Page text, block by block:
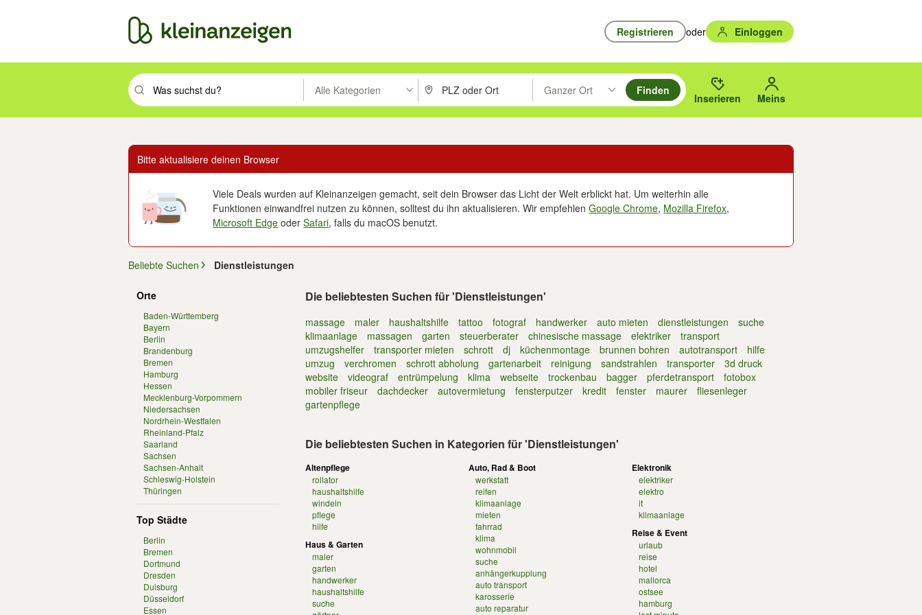
Registrieren oder Einloggen
Suchbegriff eingeben. Eingabetaste drücken um zu suchen, oder Vorschläge mit den Pfeiltasten nach oben/unten durchsuchen und mit Eingabetaste auswählen.
Alle Kategorien PLZ oder Ort eingeben. Eingabetaste drücken um zu suchen, oder Vorschläge mit den Pfeiltasten nach oben/
Ganzer Ort
Suche im Umkreis des gewählten Orts oder PLZ.
Finden
Inserieren Meins
Bitte aktualisiere deinen Browser
Viele Deals wurden auf Kleinanzeigen gemacht, seit dein Browser das Licht der Welt erblickt hat. Um weiterhin alle
Funktionen einwandfrei nutzen zu können, solltest du ihn aktualisieren. Wir empfehlenGoogle Chrome, Mozilla Firefox,
Microsoft Edge oderSafari, falls du macOS benutzt.
Beliebte Suchen Dienstleistungen
Orte
Baden-Württemberg
Bayern
Berlin
Brandenburg
Bremen
Hamburg
Hessen
Mecklenburg-Vorpommern
Niedersachsen
Nordrhein-Westfalen
Rheinland-Pfalz
Saarland
Sachsen
Sachsen-Anhalt
Schleswig-Holstein
Thüringen
Top Städte
Berlin
Bremen
Dortmund
Dresden
Duisburg
Düsseldorf
Essen
Die beliebtesten Suchen für 'Dienstleistungen'
massage maler haushaltshilfe tattoo fotograf handwerker auto mieten dienstleistungen
suche
klimaanlage
massagen garten steuerberater chinesische massage elektriker
transport
umzugshelfer
transporter mieten schrott dj küchenmontage brunnen bohren autotransport
hilfe
umzug
verchromen schrott abholung gartenarbeit reinigung sandstrahlen transporter
3d druck
website
videograf entrümpelung klima webseite trockenbau bagger pferdetransport
fotobox
mobiler friseur
dachdecker autovermietung fensterputzer kredit fenster maurer
fliesenleger
gartenpflege
Die beliebtesten Suchen in Kategorien für 'Dienstleistungen'
Altenpflege
rollator
haushaltshilfe
windeln
pflege
hilfe
Haus & Garten
maler
garten
handwerker
haushaltshilfe
suche
Auto, Rad & Boot
werkstatt
reifen
klimaanlage
mieten
fahrrad
klima
wohnmobil
suche
anhängerkupplung
auto transport
karosserie
auto reparatur
Elektronik
elektriker
elektro
it
klimaanlage
Reise & Event
urlaub
reise
hotel
mallorca
ostsee
hamburg